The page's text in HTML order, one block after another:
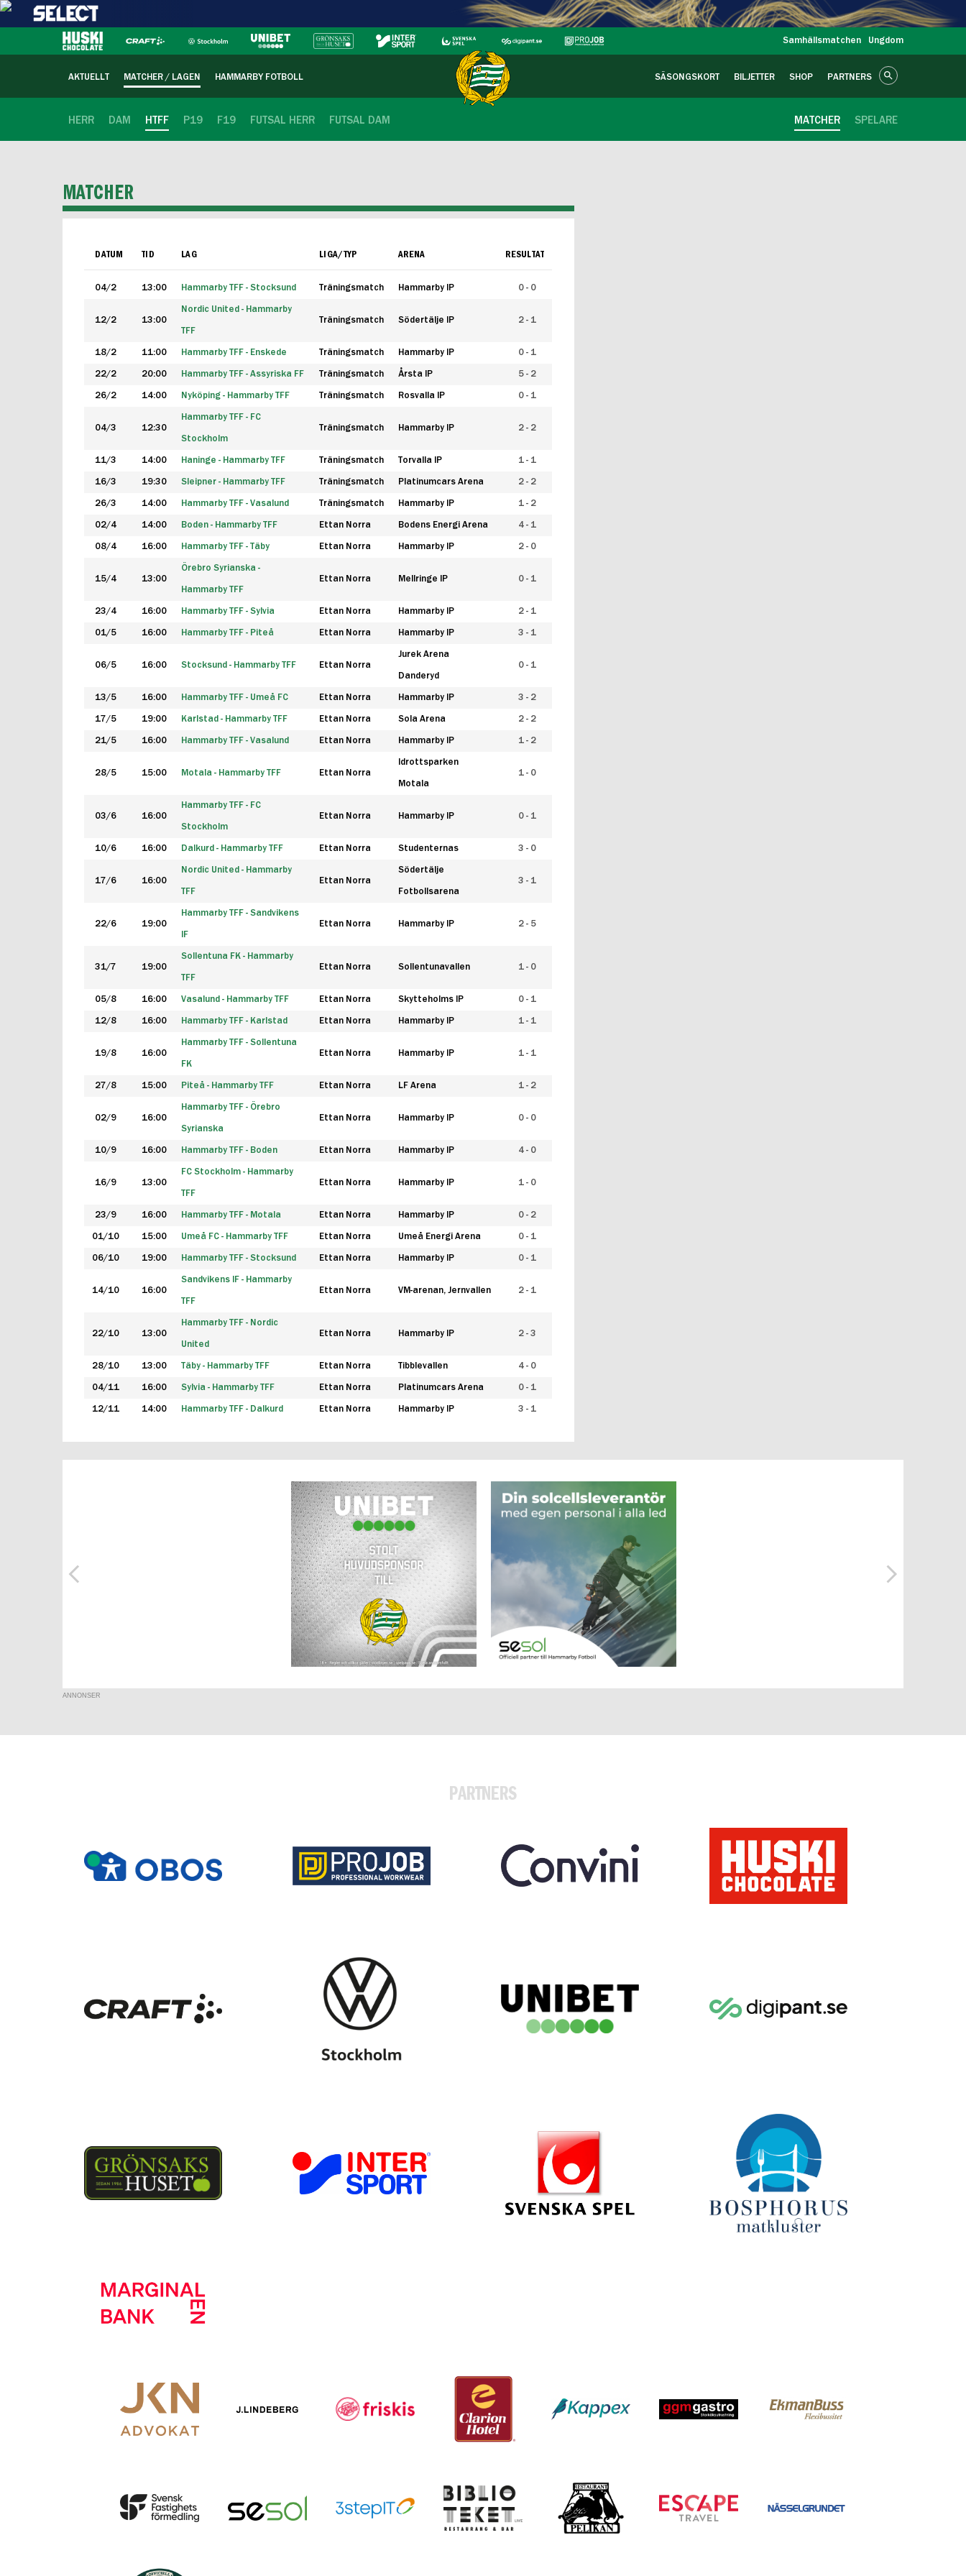
Samhällsmatchen Ungdom
AKTUELLT MATCHER / LAGEN HAMMARBY FOTBOLL SÄSONGSKORT BILJETTER SHOP PARTNERS
HERR DAM HTFF P19 F19 FUTSAL HERR FUTSAL DAM SPELARE
MATCHER
MATCHER
DATUM TID LAG LIGA/TYP ARENA RESULTAT
04/2 13:00 Hammarby TFF - Stocksund Träningsmatch Hammarby IP 0 - 0
12/2 13:00
Nordic United - Hammarby
TFF
Träningsmatch Södertälje IP 2 - 1
18/2 11:00 Hammarby TFF - Enskede Träningsmatch Hammarby IP 0 - 1
22/2 20:00 Hammarby TFF - Assyriska FF Träningsmatch Årsta IP 5 - 2
26/2 14:00 Nyköping - Hammarby TFF Träningsmatch Rosvalla IP 0 - 1
04/3 12:30
Hammarby TFF - FC
Stockholm
Träningsmatch Hammarby IP 2 - 2
11/3 14:00 Haninge - Hammarby TFF Träningsmatch Torvalla IP 1 - 1
16/3 19:30 Sleipner - Hammarby TFF Träningsmatch Platinumcars Arena 2 - 2
26/3 14:00 Hammarby TFF - Vasalund Träningsmatch Hammarby IP 1 - 2
02/4 14:00 Boden - Hammarby TFF Ettan Norra Bodens Energi Arena 4 - 1
08/4 16:00 Hammarby TFF - Täby Ettan Norra Hammarby IP 2 - 0
15/4 13:00
Örebro Syrianska -
Hammarby TFF
Ettan Norra Mellringe IP 0 - 1
23/4 16:00 Hammarby TFF - Sylvia Ettan Norra Hammarby IP 2 - 1
01/5 16:00 Hammarby TFF - Piteå Ettan Norra Hammarby IP 3 - 1
06/5 16:00 Stocksund - Hammarby TFF Ettan Norra
Jurek Arena
Danderyd
0 - 1
13/5 16:00 Hammarby TFF - Umeå FC Ettan Norra Hammarby IP 3 - 2
17/5 19:00 Karlstad - Hammarby TFF Ettan Norra Sola Arena 2 - 2
21/5 16:00 Hammarby TFF - Vasalund Ettan Norra Hammarby IP 1 - 2
28/5 15:00 Motala - Hammarby TFF Ettan Norra
Idrottsparken
Motala
1 - 0
03/6 16:00
Hammarby TFF - FC
Stockholm
Ettan Norra Hammarby IP 0 - 1
10/6 16:00 Dalkurd - Hammarby TFF Ettan Norra Studenternas 3 - 0
17/6 16:00
Nordic United - Hammarby
TFF
Ettan Norra
Södertälje
Fotbollsarena
3 - 1
22/6 19:00
Hammarby TFF - Sandvikens
IF
Ettan Norra Hammarby IP 2 - 5
31/7 19:00
Sollentuna FK - Hammarby
TFF
Ettan Norra Sollentunavallen 1 - 0
05/8 16:00 Vasalund - Hammarby TFF Ettan Norra Skytteholms IP 0 - 1
12/8 16:00 Hammarby TFF - Karlstad Ettan Norra Hammarby IP 1 - 1
19/8 16:00
Hammarby TFF - Sollentuna
FK
Ettan Norra Hammarby IP 1 - 1
27/8 15:00 Piteå - Hammarby TFF Ettan Norra LF Arena 1 - 2
02/9 16:00
Hammarby TFF - Örebro
Syrianska
Ettan Norra Hammarby IP 0 - 0
10/9 16:00 Hammarby TFF - Boden Ettan Norra Hammarby IP 4 - 0
16/9 13:00
FC Stockholm - Hammarby
TFF
Ettan Norra Hammarby IP 1 - 0
23/9 16:00 Hammarby TFF - Motala Ettan Norra Hammarby IP 0 - 2
01/10 15:00 Umeå FC - Hammarby TFF Ettan Norra Umeå Energi Arena 0 - 1
06/10 19:00 Hammarby TFF - Stocksund Ettan Norra Hammarby IP 0 - 1
14/10 16:00
Sandvikens IF - Hammarby
TFF
Ettan Norra VM-arenan, Jernvallen 2 - 1
22/10 13:00
Hammarby TFF - Nordic
United
Ettan Norra Hammarby IP 2 - 3
28/10 13:00 Täby - Hammarby TFF Ettan Norra Tibblevallen 4 - 0
04/11 16:00 Sylvia - Hammarby TFF Ettan Norra Platinumcars Arena 0 - 1
12/11 14:00 Hammarby TFF - Dalkurd Ettan Norra Hammarby IP 3 - 1
ANNONSER
PARTNERS